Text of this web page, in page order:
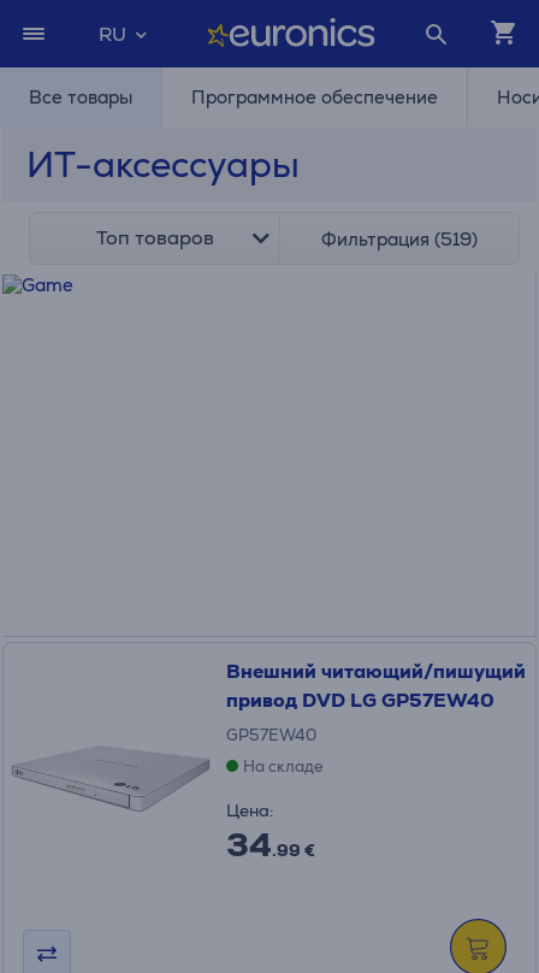
RU
Все товары Программное обеспечение
ИТ-аксессуары
Топ товаров Фильтрация (519)
Внешний читающий/пишущий
привод DVD LG GP57EW40
GP57EW40
На складе
Цена:
34.99 €